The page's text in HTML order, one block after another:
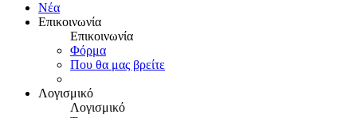
Νέα
Επικοινωνία
Επικοινωνία
Φόρμα
Που θα μας βρείτε
Λογισμικό
Λογισμικό